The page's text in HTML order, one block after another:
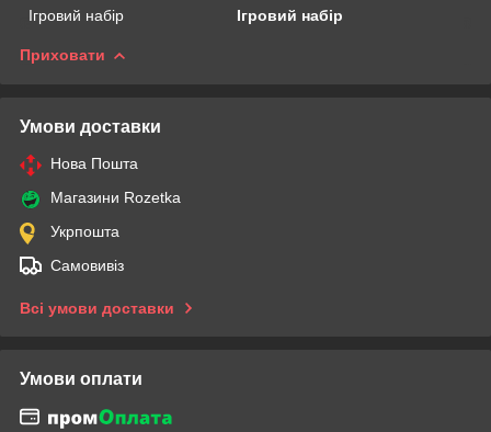
Ігровий набір
Ігровий набір
Приховати
Умови доставки
Нова Пошта
Магазини Rozetka
Укрпошта
Самовивіз
Всі умови доставки
Умови оплати